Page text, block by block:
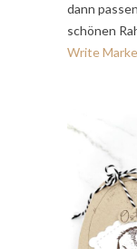
dann
schönen
Write